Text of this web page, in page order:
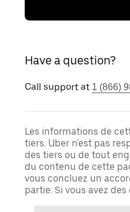
Have a question?
Call support at 1 (866)
Les informations de
tiers. Uber n'est pas
des tiers ou de tout
du contenu de cette
vous concluez un
partie. Si vous avez